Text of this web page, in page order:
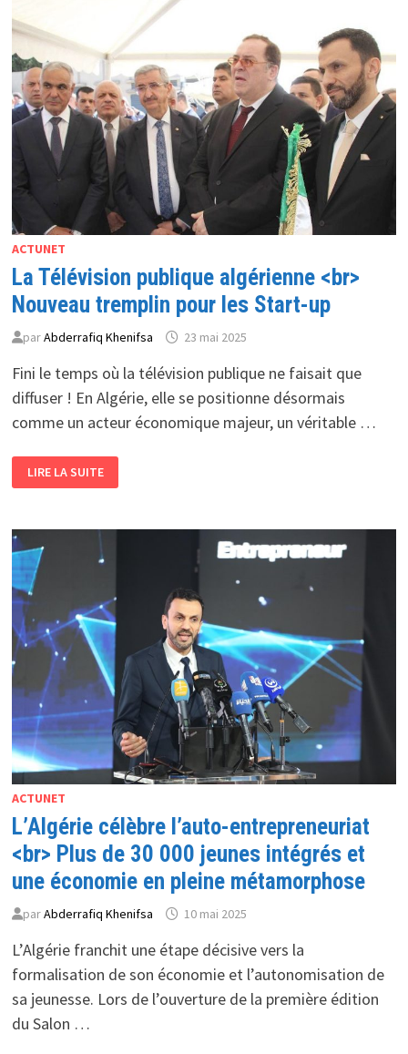
DU
PAIEMENT
ÉLECTRONIQUE
ACTUNET
La Télévision publique algérienne <br>
Nouveau tremplin pour les Start-up
parAbderrafiq Khenifsa 23 mai 2025
Fini le temps où la télévision publique ne faisait que
diffuser ! En Algérie, elle se positionne désormais
comme un acteur économique majeur, un véritable …
LA
TÉLÉVISION
PUBLIQUE
NOUVEAU
POUR
LES
START-
UP
LIRE LA SUITE
ACTUNET
L’Algérie célèbre l’auto-entrepreneuriat
<br> Plus de 30 000 jeunes intégrés et
une économie en pleine métamorphose
parAbderrafiq Khenifsa 10 mai 2025
L’Algérie franchit une étape décisive vers la
formalisation de son économie et l’autonomisation de
sa jeunesse. Lors de l’ouverture de la première édition
du Salon …